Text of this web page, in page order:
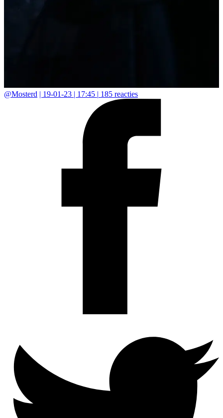
@Mosterd | 19-01-23 | 17:45 | 185 reacties